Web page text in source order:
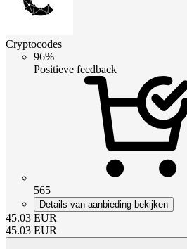
Cryptocodes
96%
Positieve feedback
565
Details van aanbieding bekijken
45.03 EUR
45.03 EUR